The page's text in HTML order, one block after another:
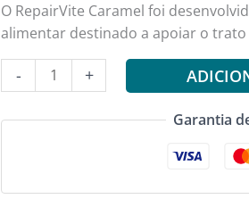
O RepairVite Caramel foi
alimentar destinado a apoiar o
-
Quantidade
de
+
Garantia